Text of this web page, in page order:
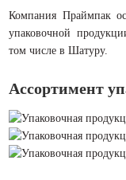
Компания Праймпак
упаковочной
том числе в Шатуру.
Ассортимент